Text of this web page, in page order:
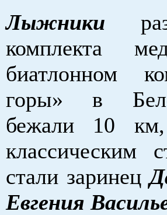
Лыжники
комплекта
биатлонном
горы» в
бежали 10
классическим
стали заринец
Евгения